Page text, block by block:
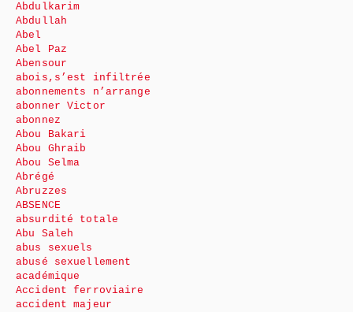
Abdulkarim
Abdullah
Abel
Abel Paz
Abensour
abois,s’est infiltrée
abonnements n’arrange
abonner Victor
abonnez
Abou Bakari
Abou Ghraib
Abou Selma
Abrégé
Abruzzes
ABSENCE
absurdité totale
Abu Saleh
abus sexuels
abusé sexuellement
académique
Accident ferroviaire
accident majeur